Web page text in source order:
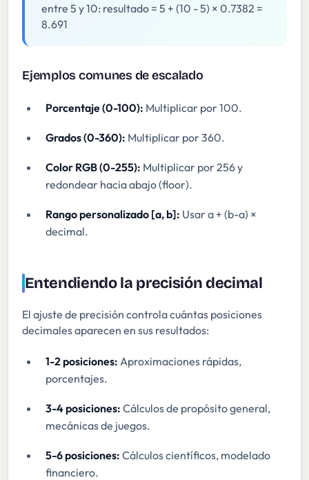
entre 5 y 10: resultado = 5 + (10 - 5) × 0.7382 =
8.691
Ejemplos comunes de escalado
Porcentaje (0-100): Multiplicar por 100.
Grados (0-360): Multiplicar por 360.
Color RGB (0-255): Multiplicar por 256 y
redondear hacia abajo (floor).
Rango personalizado [a, b]: Usar a + (b-a) ×
decimal.
Entendiendo la precisión decimal
El ajuste de precisión controla cuántas posiciones
decimales aparecen en sus resultados:
1-2 posiciones: Aproximaciones rápidas,
porcentajes.
3-4 posiciones: Cálculos de propósito general,
mecánicas de juegos.
5-6 posiciones: Cálculos científicos, modelado
financiero.